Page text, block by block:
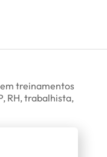
treinamentos
RH, trabalhista,